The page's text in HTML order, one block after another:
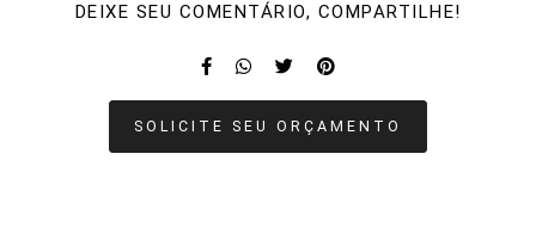
DEIXE SEU COMENTÁRIO, COMPARTILHE!
SOLICITE SEU ORÇAMENTO